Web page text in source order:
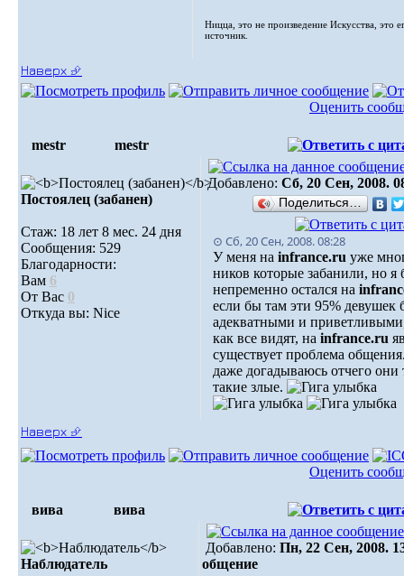
Ницца, это не произведение Искусства, это
источник.
Наверх ⮵
Оценить
mestr mestr
Постоялец (забанен)
Стаж: 18 лет 8 мес. 24 дня
Сообщения: 529
Благодарности:
Вам 6
От Вас 0
Откуда вы: Nice
Добавлено: Сб, 20 Сен, 2008.
Поделиться…
⊙ Сб, 20 Сен, 2008. 08:28
У меня на infrance.ru уже
ников которые забанили, но я
непременно остался на
если бы там эти 95% девушек
адекватными и
как все видят, на infrance.ru
существует проблема
даже догадываюсь отчего они
такие злые.
Наверх ⮵
Оценить
вива вива
Наблюдатель
Добавлено: Пн, 22 Сен, 2008.
общение